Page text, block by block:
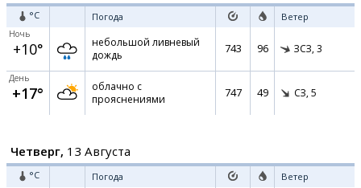
°C Погода Ветер
Ночь
+10°
небольшой ливневый
дождь
743 96 ЗСЗ, 3
День
+17°
облачно с
прояснениями
747 49 СЗ, 5
Четверг, 13 Августа
°C Погода Ветер